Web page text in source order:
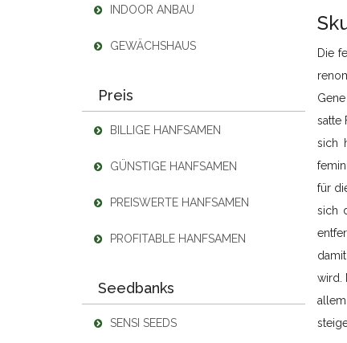
INDOOR ANBAU
GEWÄCHSHAUS
Preis
BILLIGE HANFSAMEN
GÜNSTIGE HANFSAMEN
PREISWERTE HANFSAMEN
PROFITABLE HANFSAMEN
Seedbanks
SENSI SEEDS
Die
satte
sich
für
sich
wird.